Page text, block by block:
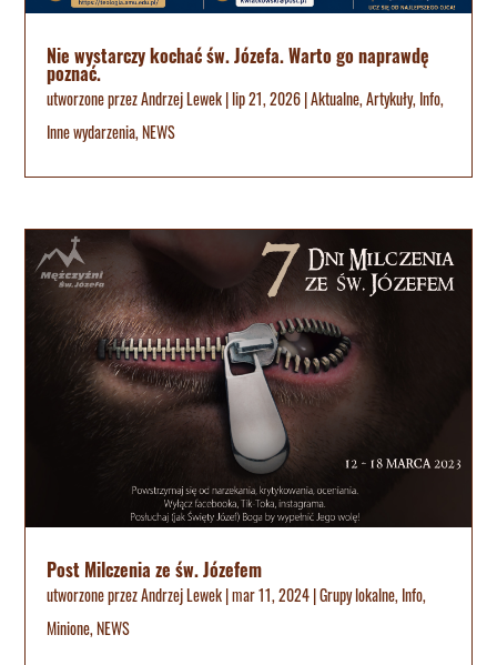
Nie wystarczy kochać św. Józefa. Warto go naprawdę
poznać.
utworzone przezAndrzej Lewek|lip 21, 2026|Aktualne,Artykuły, Info,
Inne wydarzenia,NEWS
Post Milczenia ze św. Józefem
utworzone przezAndrzej Lewek|mar 11, 2024|Grupy lokalne, Info,
Minione,NEWS